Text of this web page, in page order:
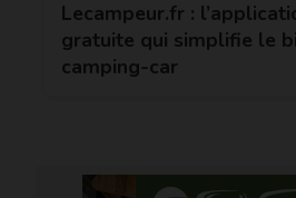
Lecampeur.fr :
gratuite qui simplifie le
camping-car